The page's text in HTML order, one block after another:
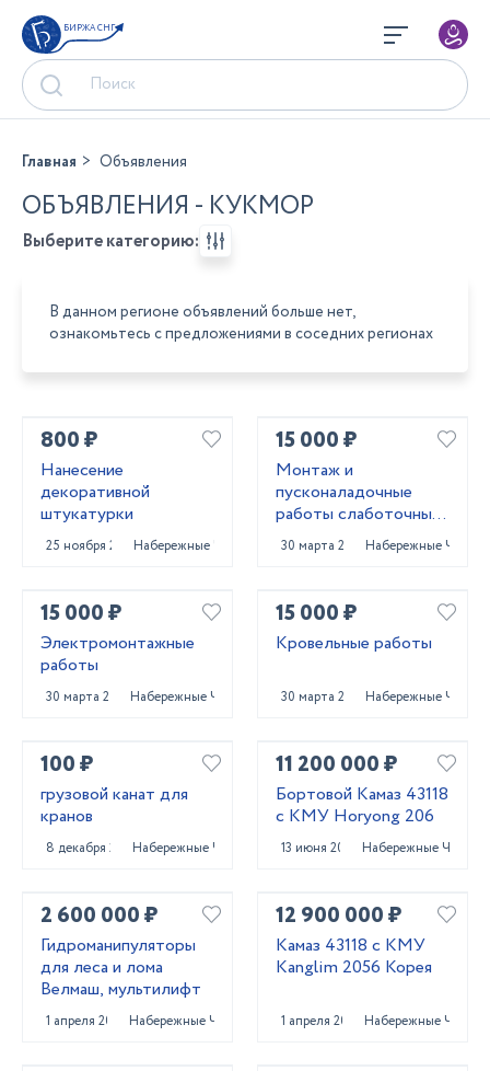
БИРЖА СНГ
Главная Объявления
ОБЪЯВЛЕНИЯ - КУКМОР
Выберите категорию:
В данном регионе объявлений больше нет,
ознакомьтесь с предложениями в соседних регионах
800 ₽
Нанесение
декоративной
штукатурки
25 ноября 2025Набережные Челны
15 000 ₽
Монтаж и
пусконаладочные
работы слаботочных
систем
30 марта 2023 Набережные Челны
15 000 ₽
Электромонтажные
работы
30 марта 2023 Набережные Челны
15 000 ₽
Кровельные работы
30 марта 2023 Набережные Челны
100 ₽
грузовой канат для
кранов
8 декабря 2023Набережные Челны
11 200 000 ₽
Бортовой Камаз 43118
с КМУ Horyong 206
13 июня 2023 Набережные Челны
2 600 000 ₽
Гидроманипуляторы
для леса и лома
Велмаш, мультилифт
1 апреля 2025 Набережные Челны
12 900 000 ₽
Камаз 43118 с КМУ
Kanglim 2056 Корея
1 апреля 2025 Набережные Челны